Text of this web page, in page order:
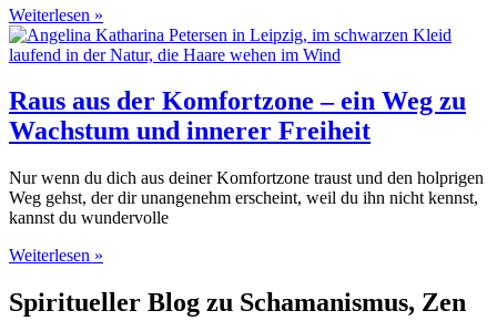
Weiterlesen »
Raus aus der Komfortzone – ein Weg zu
Wachstum und innerer Freiheit
Nur wenn du dich aus deiner Komfortzone traust und den holprigen
Weg gehst, der dir unangenehm erscheint, weil du ihn nicht kennst,
kannst du wundervolle
Weiterlesen »
Spiritueller Blog zu Schamanismus, Zen